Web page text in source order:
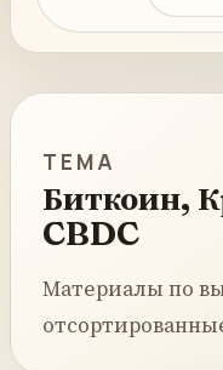
ТЕМА
Биткоин,
CBDC
Материалы по